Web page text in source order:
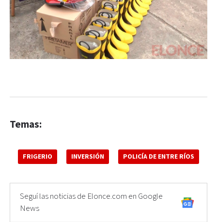
Temas:
FRIGERIO INVERSIÓN POLICÍA DE ENTRE RÍOS
Seguí las noticias de Elonce.com en Google
News